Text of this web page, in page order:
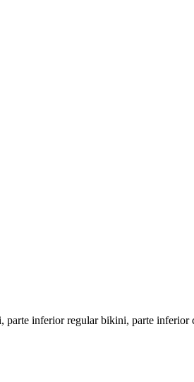
parte inferior regular bikini, parte